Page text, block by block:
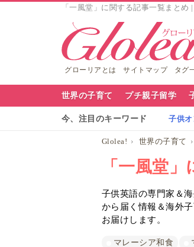
「一風堂」に関する記事一覧まとめ
グローリアとは サイトマップ タグ
世界の子育て プチ親子留学
今、注目のキーワード 子供
Glolea! 世界の子育て
「一風堂
子供英語の専門家＆
から届く情報＆海外
お届けします。
マレーシア和食